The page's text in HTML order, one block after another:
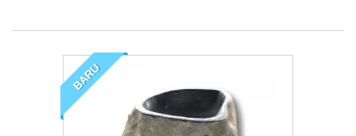
BARU